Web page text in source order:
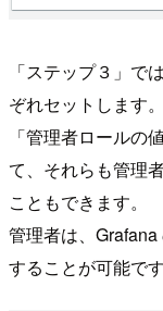
「ステップ３」で
ぞれセットします。
「管理者ロールの
て、それらも管理
こともできます。
管理者は、
することが可能です